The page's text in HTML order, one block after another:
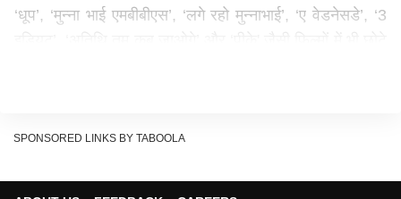
‘धूप’, ‘मुन्ना भाई एमबीबीएस’, ‘लगे रहो मुन्नाभाई’, ‘ए वेडनेसडे’, ‘3
रोहिताश यूं तो बॉलीवुड में लंबे समय से सक्रिय हैं, लेकिन उन्हें
SPONSORED LINKS BY TABOOLA